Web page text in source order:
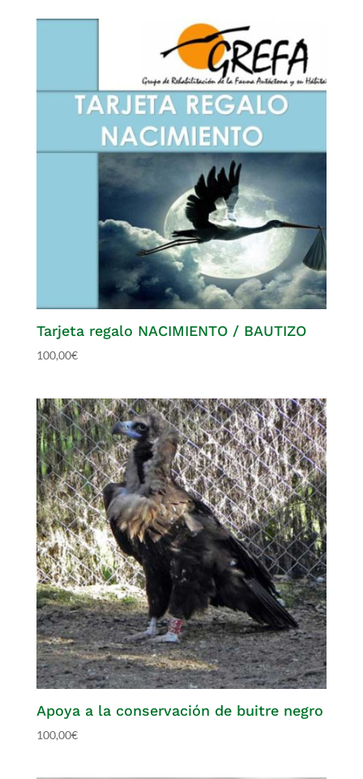
Tarjeta regalo NACIMIENTO / BAUTIZO
100,00€
Apoya a la conservación de buitre negro
100,00€